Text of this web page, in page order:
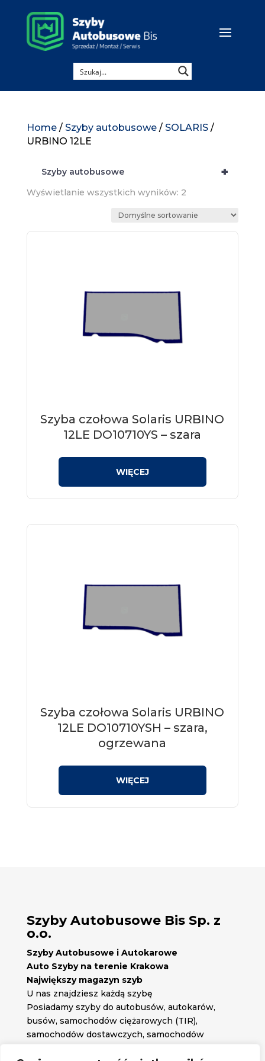
Home/ Szyby autobusowe/ SOLARIS/
URBINO 12LE
+
Szyby autobusowe
Wyświetlanie wszystkich wyników: 2
Szyba czołowa Solaris URBINO
12LE DO10710YS – szara
Szyba czołowa Solaris URBINO
12LE DO10710YSH – szara,
ogrzewana
Szyby Autobusowe Bis Sp. z
o.o.
Szyby Autobusowe i Autokarowe
Auto Szyby na terenie Krakowa
Największy magazyn szyb
U nas znajdziesz każdą szybę
Posiadamy szyby do autobusów, autokarów,
busów, samochodów ciężarowych (TIR),
samochodów dostawczych, samochodów